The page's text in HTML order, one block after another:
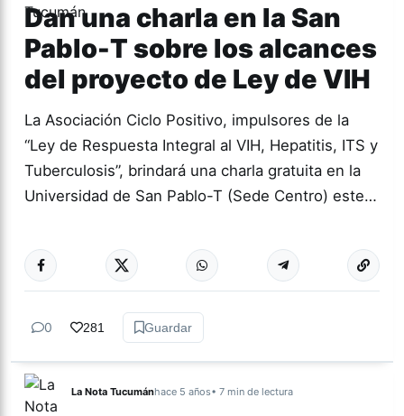
Dan una charla en la San
Pablo-T sobre los alcances
del proyecto de Ley de VIH
La Asociación Ciclo Positivo, impulsores de la
“Ley de Respuesta Integral al VIH, Hepatitis, ITS y
Tuberculosis”, brindará una charla gratuita en la
Universidad de San Pablo-T (Sede Centro) este…
TUCUMÁN Más
0 281 Guardar
La Nota Tucumánhace 5 años• 7 min de lectura